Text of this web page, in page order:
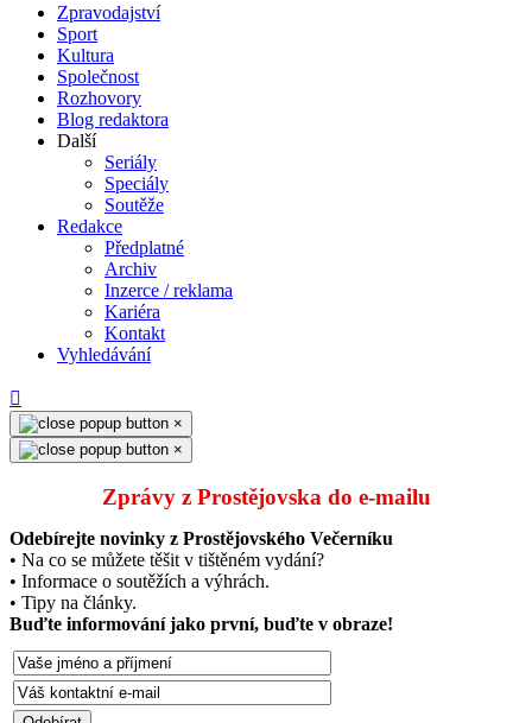
Zpravodajství
Sport
Kultura
Společnost
Rozhovory
Blog redaktora
Další
Seriály
Speciály
Soutěže
Redakce
Předplatné
Archiv
Inzerce / reklama
Kariéra
Kontakt
Vyhledávání
×
×
Zprávy z Prostějovska do e‑mailu
Odebírejte novinky z Prostějovského Večerníku
• Na co se můžete těšit v tištěném vydání?
• Informace o soutěžích a výhrách.
• Tipy na články.
Buďte informování jako první, buďte v obraze!